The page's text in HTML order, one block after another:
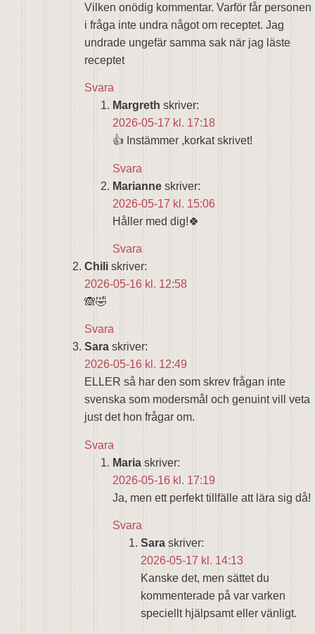
Vilken onödig kommentar. Varför får personen
i fråga inte undra något om receptet. Jag
undrade ungefär samma sak när jag läste
receptet
Svara
Margreth skriver:
2026-05-17 kl. 17:18
👍 Instämmer ,korkat skrivet!
Svara
Marianne skriver:
2026-05-17 kl. 15:06
Håller med dig!🍀
Svara
Chili skriver:
2026-05-16 kl. 12:58
🙈🤣
Svara
Sara skriver:
2026-05-16 kl. 12:49
ELLER så har den som skrev frågan inte
svenska som modersmål och genuint vill veta
just det hon frågar om.
Svara
Maria skriver:
2026-05-16 kl. 17:19
Ja, men ett perfekt tillfälle att lära sig då!
Svara
Sara skriver:
2026-05-17 kl. 14:13
Kanske det, men sättet du
kommenterade på var varken
speciellt hjälpsamt eller vänligt.